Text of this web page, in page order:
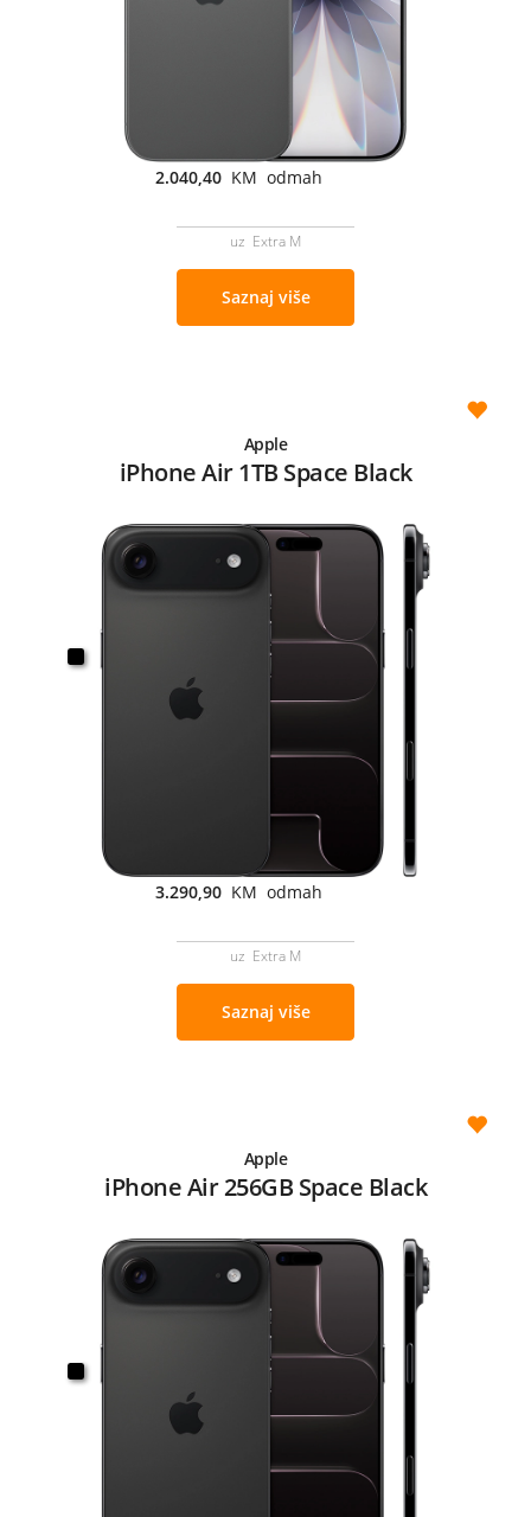
2.040,40 KM odmah
uz Extra M
Saznaj više
Apple
iPhone Air 1TB Space Black
3.290,90 KM odmah
uz Extra M
Saznaj više
Apple
iPhone Air 256GB Space Black